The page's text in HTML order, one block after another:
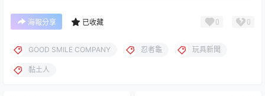
海報分享 已收藏 0 0
GOOD SMILE COMPANY 忍者龜 玩具新聞
黏土人